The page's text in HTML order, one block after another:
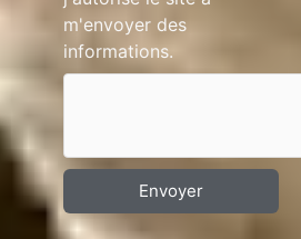
m'envoyer des
informations.
Envoyer